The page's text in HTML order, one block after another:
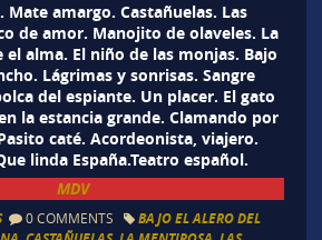
Mate amargo. Castañuelas. Las
de amor. Manojito de olaveles. La
el alma. El niño de las monjas. Bajo
Lágrimas y sonrisas. Sangre
del espiante. Un placer. El gato
la estancia grande. Clamando por
caté. Acordeonista, viajero.
linda España.Teatro español.
MDV
0 COMMENTS
BAJO EL ALERO DEL